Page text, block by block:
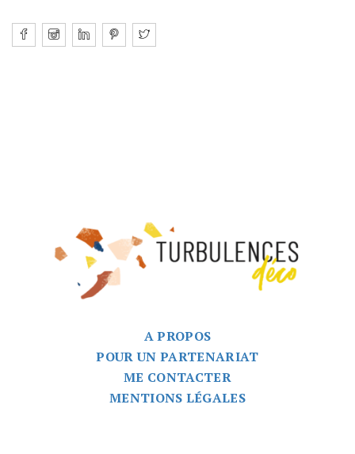
A PROPOS
POUR UN PARTENARIAT
ME CONTACTER
MENTIONS LÉGALES